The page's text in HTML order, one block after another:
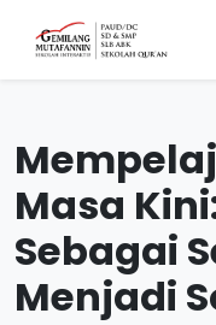
Masa
Sebagai
Menjadi